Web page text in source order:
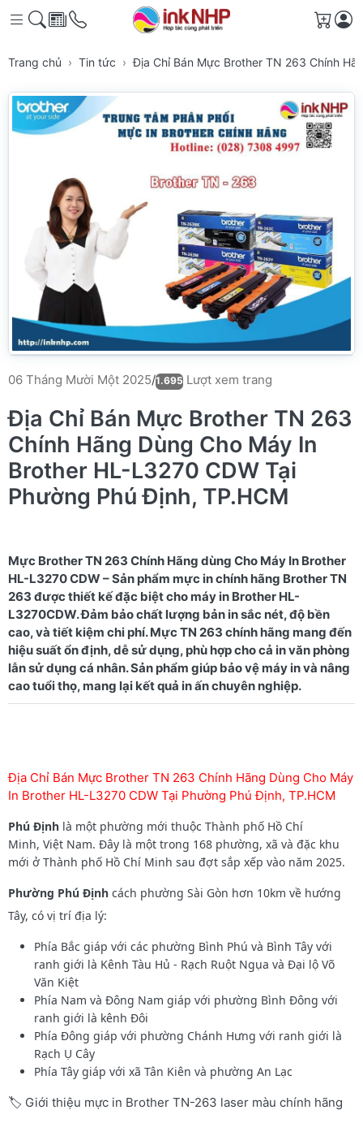
Giỏ
Trang chủ Tin tức Địa Chỉ Bán Mực Brother TN 263 Chính
06 Tháng Mười Một 2025/1.695 Lượt xem trang
Địa Chỉ Bán Mực Brother TN 263
Chính Hãng Dùng Cho Máy In
Brother HL-L3270 CDW Tại
Phường Phú Định, TP.HCM
Mực Brother TN 263 Chính Hãng dùng Cho Máy In Brother
HL-L3270 CDW – Sản phẩm mực in chính hãng Brother TN
263 được thiết kế đặc biệt cho máy in Brother HL-
L3270CDW. Đảm bảo chất lượng bản in sắc nét, độ bền
cao, và tiết kiệm chi phí. Mực TN 263 chính hãng mang đến
hiệu suất ổn định, dễ sử dụng, phù hợp cho cả in văn phòng
lẫn sử dụng cá nhân. Sản phẩm giúp bảo vệ máy in và nâng
Địa Chỉ Bán Mực Brother TN 263 Chính Hãng Dùng Cho Máy
In Brother HL-L3270 CDW Tại Phường Phú Định, TP.HCM
Phú Định là một phường mới thuộc Thành phố Hồ Chí
Minh, Việt Nam. Đây là một trong 168 phường, xã và đặc khu
mới ở Thành phố Hồ Chí Minh sau đợt sắp xếp vào năm 2025.
Phường Phú Định cách phường Sài Gòn hơn 10km về hướng
Tây, có vị trí địa lý:
Phía Bắc giáp với các phường Bình Phú và Bình Tây với
ranh giới là Kênh Tàu Hủ - Rạch Ruột Ngụa và Đại lộ Võ
Văn Kiệt
Phía Nam và Đông Nam giáp với phường Bình Đông với
ranh giới là kênh Đôi
Phía Đông giáp với phường Chánh Hưng với ranh giới là
Rạch Ụ Cây
Phía Tây giáp với xã Tân Kiên và phường An Lạc
🏷️ Giới thiệu mực in Brother TN-263 laser màu chính hãng